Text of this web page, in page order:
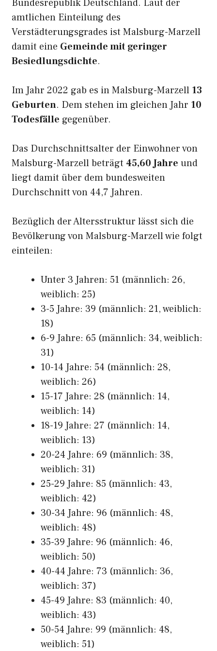
Bundesrepublik Deutschland. Laut der
amtlichen Einteilung des
Verstädterungsgrades ist Malsburg-Marzell
damit eine Gemeinde mit geringer
Besiedlungsdichte.
Im Jahr 2022 gab es in Malsburg-Marzell 13
Geburten. Dem stehen im gleichen Jahr 10
Todesfälle gegenüber.
Das Durchschnittsalter der Einwohner von
Malsburg-Marzell beträgt 45,60 Jahre und
liegt damit über dem bundesweiten
Durchschnitt von 44,7 Jahren.
Bezüglich der Altersstruktur lässt sich die
Bevölkerung von Malsburg-Marzell wie folgt
einteilen:
Unter 3 Jahren: 51 (männlich: 26,
weiblich: 25)
3-5 Jahre: 39 (männlich: 21, weiblich:
18)
6-9 Jahre: 65 (männlich: 34, weiblich:
31)
10-14 Jahre: 54 (männlich: 28,
weiblich: 26)
15-17 Jahre: 28 (männlich: 14,
weiblich: 14)
18-19 Jahre: 27 (männlich: 14,
weiblich: 13)
20-24 Jahre: 69 (männlich: 38,
weiblich: 31)
25-29 Jahre: 85 (männlich: 43,
weiblich: 42)
30-34 Jahre: 96 (männlich: 48,
weiblich: 48)
35-39 Jahre: 96 (männlich: 46,
weiblich: 50)
40-44 Jahre: 73 (männlich: 36,
weiblich: 37)
45-49 Jahre: 83 (männlich: 40,
weiblich: 43)
50-54 Jahre: 99 (männlich: 48,
weiblich: 51)